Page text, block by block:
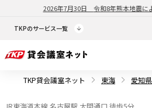
2026年7月30日 令和8年熊本地震に
TKPのサービス一覧
TKP貸会議室ネット
東海 愛知県
JR東海道本線 名古屋駅 太閤通口 徒歩5分